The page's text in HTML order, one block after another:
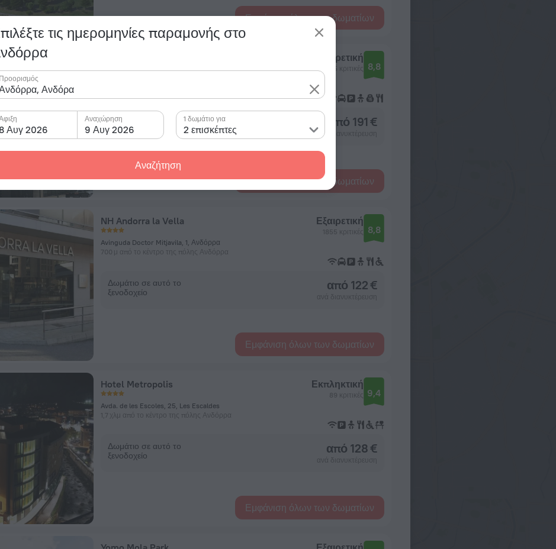
τις ημερομηνίες παραμονής στο
Προορισμός
8 Αυγ 2026 9 Αυγ 2026
Αναχώρηση
2 επισκέπτες
1 δωμάτιο για
Αναζήτηση
Εμφάνιση όλων των δωματίων
Εξαιρετική
2185 κριτικές 8,8
Δωμάτιο σε αυτό το
ξενοδοχείο
από 191 €
ανά διανυκτέρευση
Εμφάνιση όλων των δωματίων
NH Andorra la Vella
Avinguda Doctor Mitjavila, 1, Ανδόρρα
700 μ από το κέντρο της πόλης Ανδόρρα
Εξαιρετική
1855 κριτικές 8,8
Δωμάτιο σε αυτό το
ξενοδοχείο
από 122 €
Εμφάνιση όλων των δωματίων
Hotel Metropolis
Avda. de les Escoles, 25, Les Escaldes
1,7 χλμ από το κέντρο της πόλης Ανδόρρα
Εκπληκτική
89 κριτικές 9,4
Δωμάτιο σε αυτό το
ξενοδοχείο
από 128 €
Εμφάνιση όλων των δωματίων